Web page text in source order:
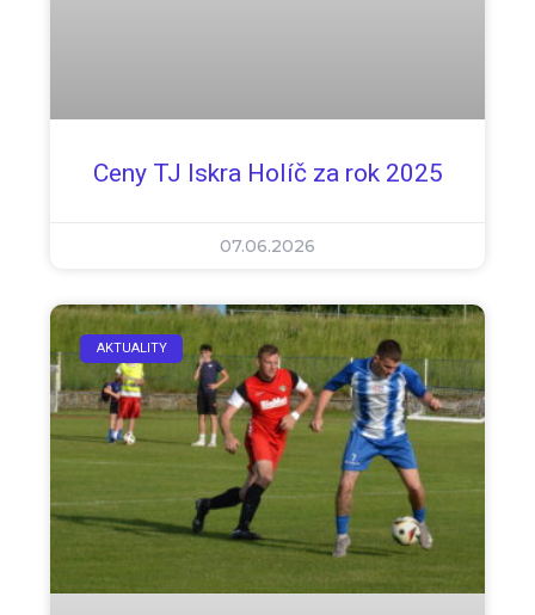
Ceny TJ Iskra Holíč za rok 2025
07.06.2026
AKTUALITY